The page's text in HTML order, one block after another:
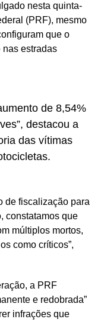
nesta quinta-
(PRF), mesmo
que o
nas estradas
de 8,54%
destacou a
das vítimas
de fiscalização para
constatamos que
múltiplos mortos,
como críticos”,
a PRF
e redobrada”
infrações que